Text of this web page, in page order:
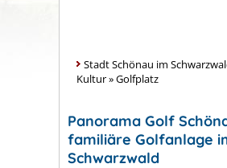
Stadt Schönau im
Kultur»Golfplatz
Panorama Golf
familiäre Golfanlage
Schwarzwald